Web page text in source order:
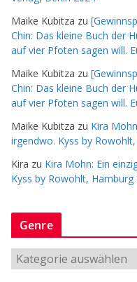
Maike Kubitza zu
Chin: Das kleine Buch der
auf vier Pfoten sagen will.
Maike Kubitza zu
Chin: Das kleine Buch der
auf vier Pfoten sagen will.
Maike Kubitza zu Kira
irgendwo. Kyss by
Kira zu Kira Mohn: Ein
Kyss by Rowohlt, Hamburg
Genre
G